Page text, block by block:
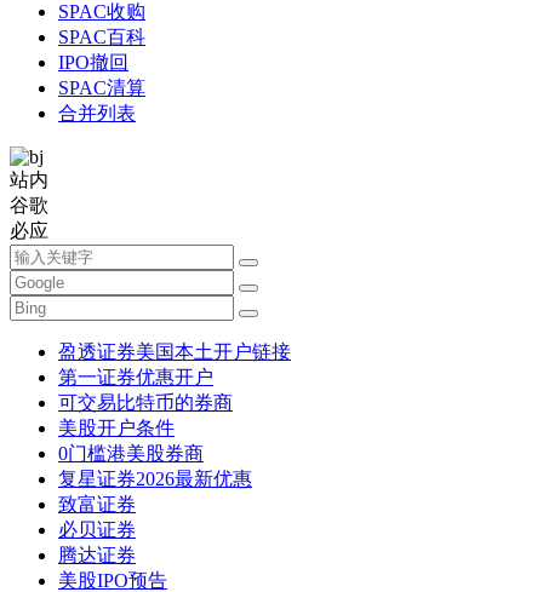
SPAC收购
SPAC百科
IPO撤回
SPAC清算
合并列表
站内
谷歌
必应
盈透证券美国本土开户链接
第一证券优惠开户
可交易比特币的券商
美股开户条件
0门槛港美股券商
复星证券2026最新优惠
致富证券
必贝证券
腾达证券
美股IPO预告